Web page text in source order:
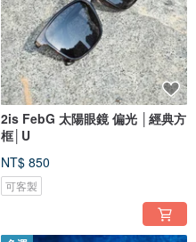
2is FebG 太陽眼鏡 偏光 │經典方
框│U
NT$ 850
可客製